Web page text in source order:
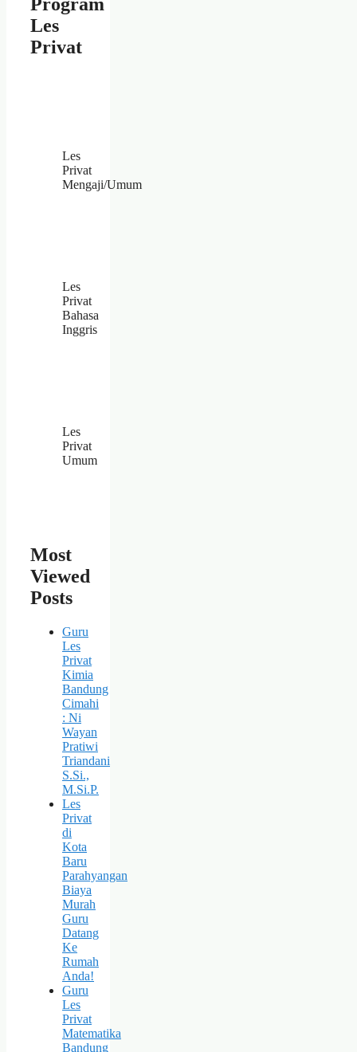
Les
Privat
Les
Privat
Mengaji/Umum
Les
Privat
Bahasa
Inggris
Les
Privat
Umum
Most
Viewed
Posts
Guru
Les
Privat
Kimia
Bandung
Cimahi
: Ni
Wayan
Pratiwi
Triandani
S.Si.,
M.Si.P.
Les
Privat
di
Kota
Baru
Parahyangan
Biaya
Murah
Guru
Datang
Ke
Rumah
Anda!
Guru
Les
Privat
Matematika
Bandung